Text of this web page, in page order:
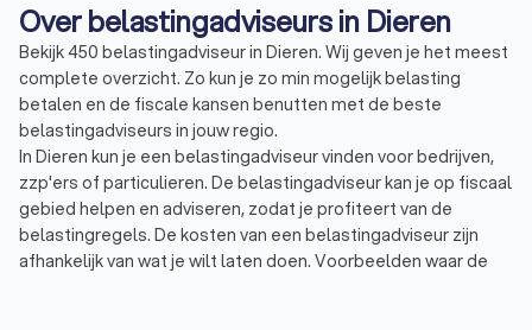
Over belastingadviseurs in Dieren
Bekijk 450 belastingadviseur in Dieren. Wij geven je het meest
complete overzicht. Zo kun je zo min mogelijk belasting
betalen en de fiscale kansen benutten met de beste
belastingadviseurs in jouw regio.
In Dieren kun je een belastingadviseur vinden voor bedrijven,
zzp'ers of particulieren. De belastingadviseur kan je op fiscaal
gebied helpen en adviseren, zodat je profiteert van de
belastingregels. De kosten van een belastingadviseur zijn
afhankelijk van wat je wilt laten doen. Voorbeelden waar de